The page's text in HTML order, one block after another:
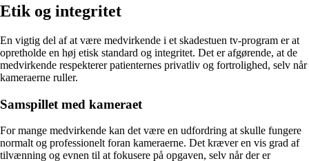
Etik og integritet
En vigtig del af at være medvirkende i et skadestuen tv-program er at
opretholde en høj etisk standard og integritet. Det er afgørende, at de
medvirkende respekterer patienternes privatliv og fortrolighed, selv når
kameraerne ruller.
Samspillet med kameraet
For mange medvirkende kan det være en udfordring at skulle fungere
normalt og professionelt foran kameraerne. Det kræver en vis grad af
tilvænning og evnen til at fokusere på opgaven, selv når der er